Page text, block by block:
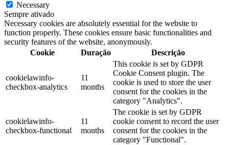
Necessary
Sempre ativado
Necessary cookies are absolutely essential for the website to
function properly. These cookies ensure basic functionalities and
security features of the website, anonymously.
Cookie
Duração Descrição
cookielawinfo-
checkbox-analytics
11
months
This cookie is set by GDPR
Cookie Consent plugin. The
cookie is used to store the user
consent for the cookies in the
category "Analytics".
cookielawinfo-
checkbox-functional
11
months
The cookie is set by GDPR
cookie consent to record the user
consent for the cookies in the
category "Functional".